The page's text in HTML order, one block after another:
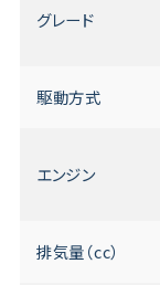
グレード
駆動方式
エンジン
排気量（cc）